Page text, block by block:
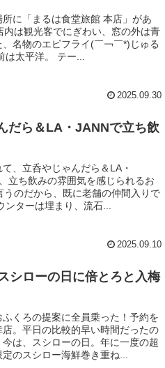
に「まるは食堂旅館 本店」があ
は観光客でにぎわい、窓の外は青
名物のエビフライ(￣￢￣*)じゅる
太平洋。 テー...
2025.09.30
だら＆LA・JANNで立ち飲
、立呑やじゃんだら＆LA・
立ち飲みの雰囲気を感じられるお
のだから、既に老舗の仲間入りで
ンターは埋まり、流石...
2025.09.10
シローの日に倍とろと入梅
くろの提案に全員乗った！予約を
。平日の比較的早い時間だったの
は、スシローの日。年に一度の超
のスシロー海鮮巻き重ね...